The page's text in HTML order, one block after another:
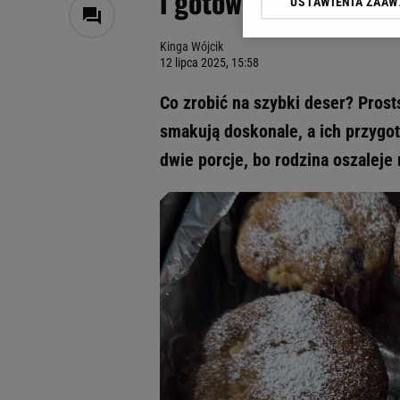
Kinga Wójcik
12 lipca 2025, 15:58
Co zrobić na szybki deser?
smakują doskonale, a ich
dwie porcje, bo rodzina oszaleje
Klikając „Akceptuję”
My, nasi Zaufani
Użycie dokładnych
Przechowywanie